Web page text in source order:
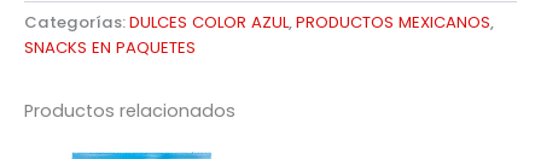
Categorías:DULCES COLOR AZUL,PRODUCTOS MEXICANOS,
SNACKS EN PAQUETES
Productos relacionados